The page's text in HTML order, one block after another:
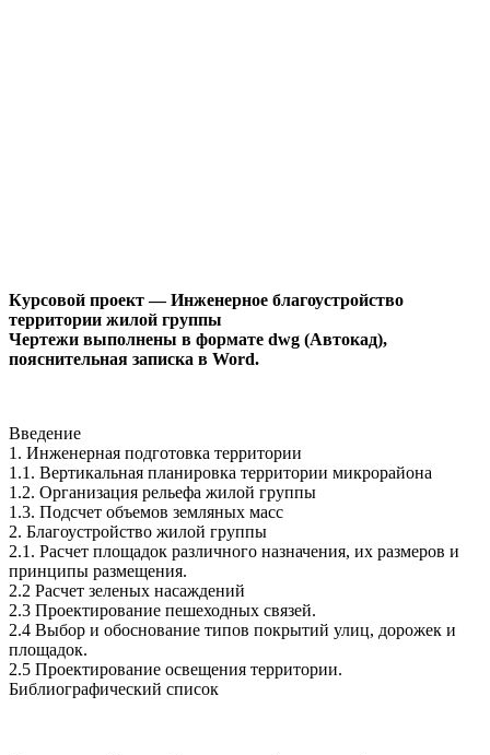
Курсовой проект — Инженерное благоустройство
территории жилой группы
Чертежи выполнены в формате dwg (Автокад),
пояснительная записка в Word.
Введение
1. Инженерная подготовка территории
1.1. Вертикальная планировка территории микрорайона
1.2. Организация рельефа жилой группы
1.3. Подсчет объемов земляных масс
2. Благоустройство жилой группы
2.1. Расчет площадок различного назначения, их размеров и
принципы размещения.
2.2 Расчет зеленых насаждений
2.3 Проектирование пешеходных связей.
2.4 Выбор и обоснование типов покрытий улиц, дорожек и
площадок.
2.5 Проектирование освещения территории.
Библиографический список